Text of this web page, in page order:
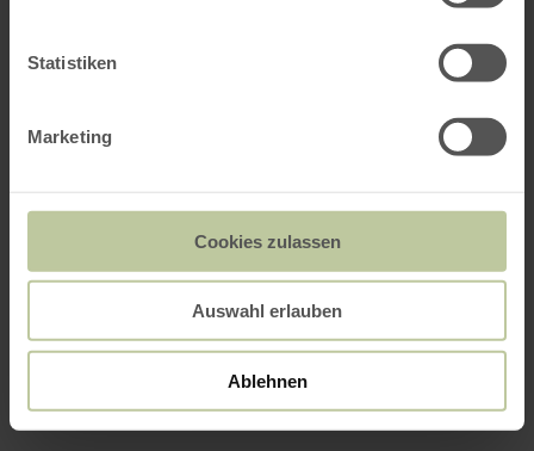
Statistiken
Marketing
Cookies zulassen
Auswahl erlauben
Ablehnen